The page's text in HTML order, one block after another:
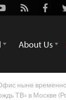
Rss
About Us
ныне
ТВ» в Москве